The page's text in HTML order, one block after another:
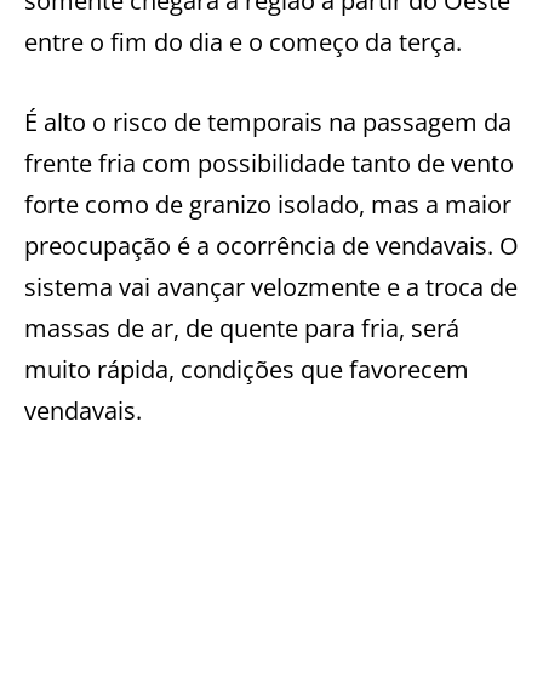
entre o fim do dia e o começo da terça.
É alto o risco de temporais na passagem da
frente fria com possibilidade tanto de vento
forte como de granizo isolado, mas a maior
preocupação é a ocorrência de vendavais. O
sistema vai avançar velozmente e a troca de
massas de ar, de quente para fria, será
muito rápida, condições que favorecem
vendavais.